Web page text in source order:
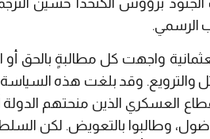
الرسمي.
واجهت كل مطالبةٍ بالحق أو
والترويع. وقد بلغت هذه
العسكري الذين منحتهم الدولة
وطالبوا بالتعويض. لكن